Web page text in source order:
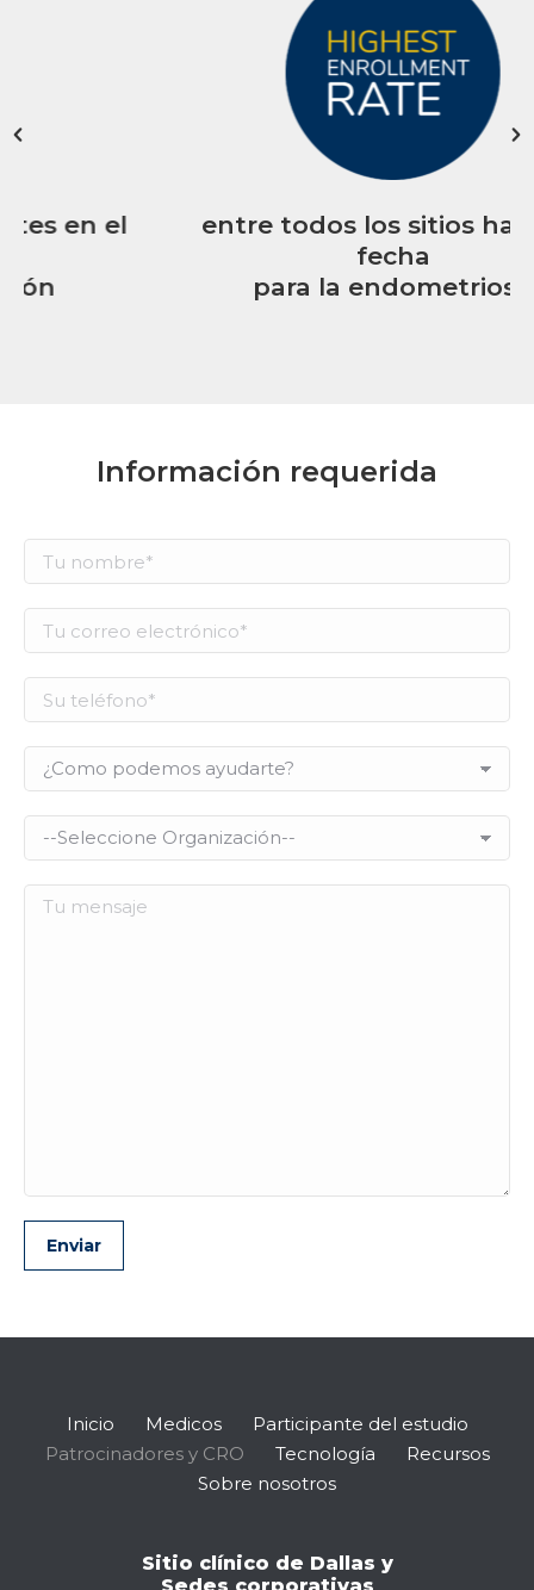
entre todos los sitios hasta la
para la endometriosis
Información requerida
Inicio Medicos
Participante del estudio
Patrocinadores y CRO
Tecnología
Recursos
Sobre nosotros
Sitio clínico de Dallas y